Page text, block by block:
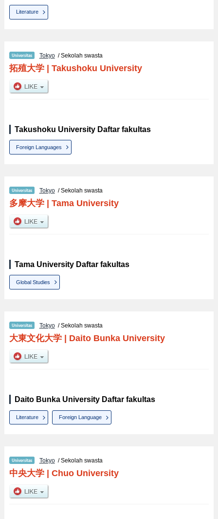
Literature
Tokyo/ Sekolah swasta
拓殖大学| Takushoku University
Takushoku University Daftar fakultas
Foreign Languages
Tokyo/ Sekolah swasta
多摩大学| Tama University
Tama University Daftar fakultas
Global Studies
Tokyo/ Sekolah swasta
大東文化大学| Daito Bunka University
Daito Bunka University Daftar fakultas
Literature Foreign Language
Tokyo/ Sekolah swasta
中央大学| Chuo University